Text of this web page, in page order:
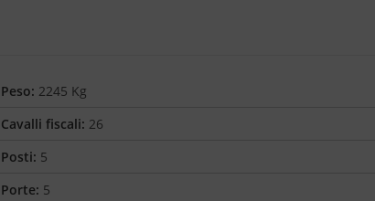
Peso: 2245 Kg
Cavalli fiscali: 26
Posti: 5
Porte: 5